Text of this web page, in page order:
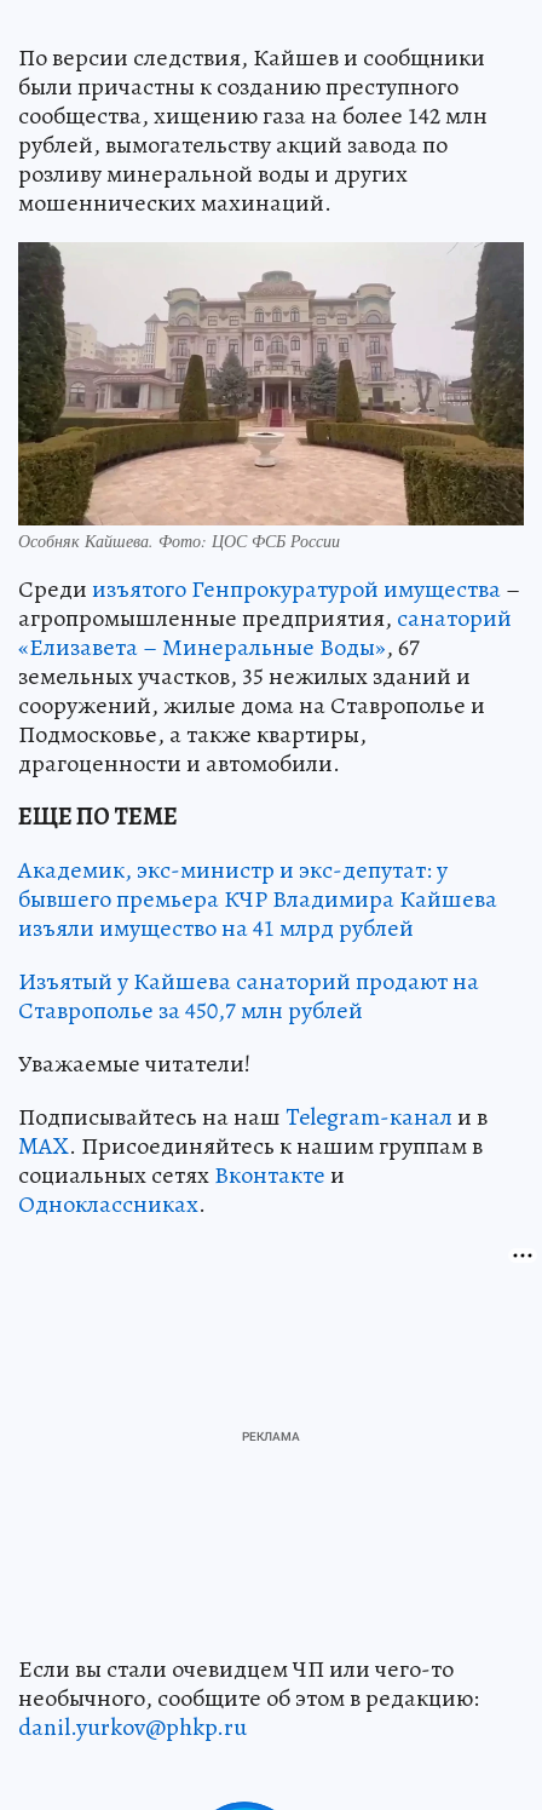
По версии следствия, Кайшев и сообщники
были причастны к созданию преступного
сообщества, хищению газа на более 142 млн
рублей, вымогательству акций завода по
розливу минеральной воды и других
мошеннических махинаций.
Особняк Кайшева. Фото: ЦОС ФСБ России
Средиизъятого Генпрокуратурой имущества–
агропромышленные предприятия, санаторий
«Елизавета – Минеральные Воды», 67
земельных участков, 35 нежилых зданий и
сооружений, жилые дома на Ставрополье и
Подмосковье, а также квартиры,
драгоценности и автомобили.
ЕЩЕ ПО ТЕМЕ
Академик, экс-министр и экс-депутат: у
бывшего премьера КЧР Владимира Кайшева
изъяли имущество на 41 млрд рублей
Изъятый у Кайшева санаторий продают на
Ставрополье за 450,7 млн рублей
Уважаемые читатели!
Подписывайтесь на нашTelegram-канали в
MAX. Присоединяйтесь к нашим группам в
социальных сетяхВконтактеи
Одноклассниках.
Если вы стали очевидцем ЧП или чего-то
необычного, сообщите об этом в редакцию:
danil.yurkov@phkp.ru